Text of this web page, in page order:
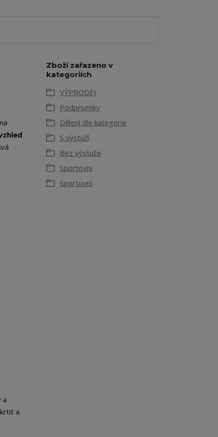
a
a
Zboží zařazeno v
kategoriích
VÝPRODEJ
Podprsenky
Dělení dle kategorie
S výstuží
Bez výstuže
Sportovní
Sportovní